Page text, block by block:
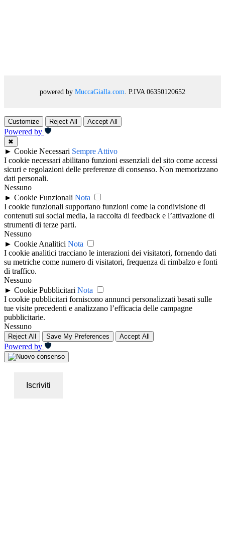
powered by MuccaGialla.com . P.IVA 06350120652
Customize Reject All Accept All
Powered by
✖
► Cookie Necessari Sempre Attivo
I cookie necessari abilitano funzioni essenziali del sito come accessi
sicuri e regolazioni delle preferenze di consenso. Non memorizzano
dati personali.
Nessuno
► Cookie Funzionali Nota
I cookie funzionali supportano funzioni come la condivisione di
contenuti sui social media, la raccolta di feedback e l’attivazione di
strumenti di terze parti.
Nessuno
► Cookie Analitici Nota
I cookie analitici tracciano le interazioni dei visitatori, fornendo dati
su metriche come numero di visitatori, frequenza di rimbalzo e fonti
di traffico.
Nessuno
► Cookie Pubblicitari Nota
I cookie pubblicitari forniscono annunci personalizzati basati sulle
tue visite precedenti e analizzano l’efficacia delle campagne
pubblicitarie.
Nessuno
Reject All Save My Preferences Accept All
Powered by
Iscriviti